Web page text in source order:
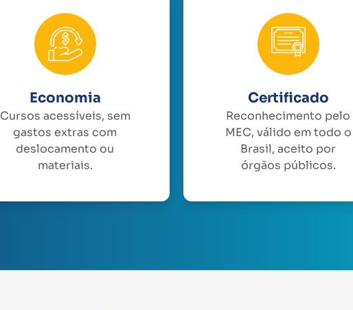
Economia
Cursos acessíveis, sem
gastos extras com
deslocamento ou
materiais.
Certificado
Reconhecimento pelo
MEC, válido em todo o
Brasil, aceito por
órgãos públicos.